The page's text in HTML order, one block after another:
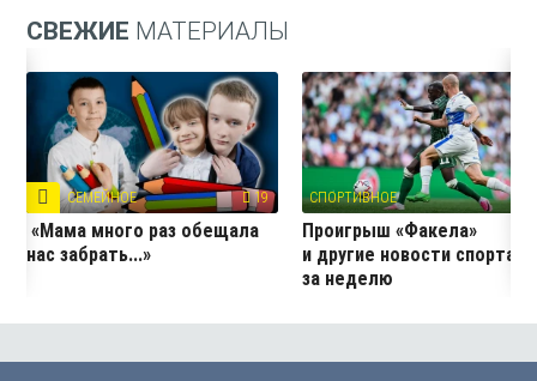
СВЕЖИЕ МАТЕРИАЛЫ
СЕМЕЙНОЕ 19
«Мама много раз обещала
нас забрать...»
СПОРТИВНОЕ
Проигрыш «Факела»
и другие новости спорта
за неделю